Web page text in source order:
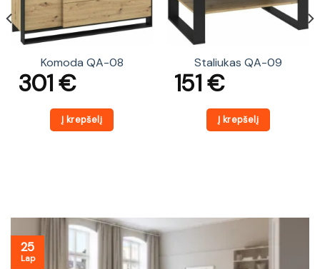
Komoda QA-08
301€
Į krepšelį
Staliukas QA-09
151€
Į krepšelį
25
Lap